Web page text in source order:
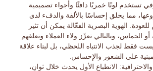
تستخدم لونًا خمريًا دافئًا وأجواء تصميمية
مما يخلق إحساسًا بالألفة والدفء لدى
للعودة. الهوية البصرية الفعّالة يمكن أن تثير
أو الحماس، وبالتالي تعزّز ولاء العملاء وتعلقهم
فقط لجذب الانتباه اللحظي، بل لبناء علاقة
على الشعور والإحساس.
الانطباع الأول يحدث خلال ثوانٍ،